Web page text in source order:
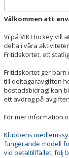
Välkommen att
Vi på VIK Hockey vill
delta i våra
Fritidskortet, ett
Fritidskortet ger barn
till deltagaravgiften
bostadsbidrag) kan
ett avdrag på
För mer information
Klubbens
fungerande modell
vid betaltillfället, följ